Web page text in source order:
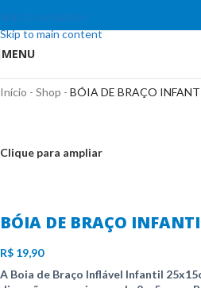
Skip to navigation
Skip to main content
MENU
Início - Shop - BÓIA DE BRAÇO
Clique para ampliar
BÓIA DE BRAÇO
R$ 19,90
A Boia de Braço Inflável Infantil